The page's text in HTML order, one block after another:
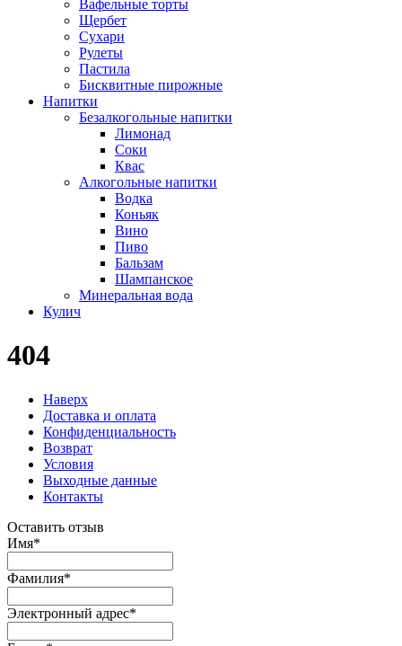
Вафельные торты
Щербет
Сухари
Рулеты
Пастила
Бисквитные пирожные
Напитки
Безалкогольные напитки
Лимонад
Соки
Квас
Алкогольные напитки
Водка
Коньяк
Вино
Пиво
Бальзам
Шампанское
Минеральная вода
Кулич
404
Наверх
Доставка и оплата
Конфиденциальность
Возврат
Условия
Выходные данные
Контакты
Оставить отзыв
Имя*
Фамилия*
Электронный адрес*